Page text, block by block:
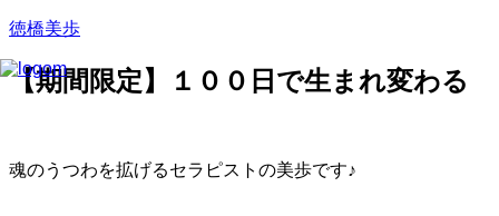
徳橋美歩
【期間限定】１００日で生まれ変わる
魂のうつわを拡げるセラピストの美歩です♪